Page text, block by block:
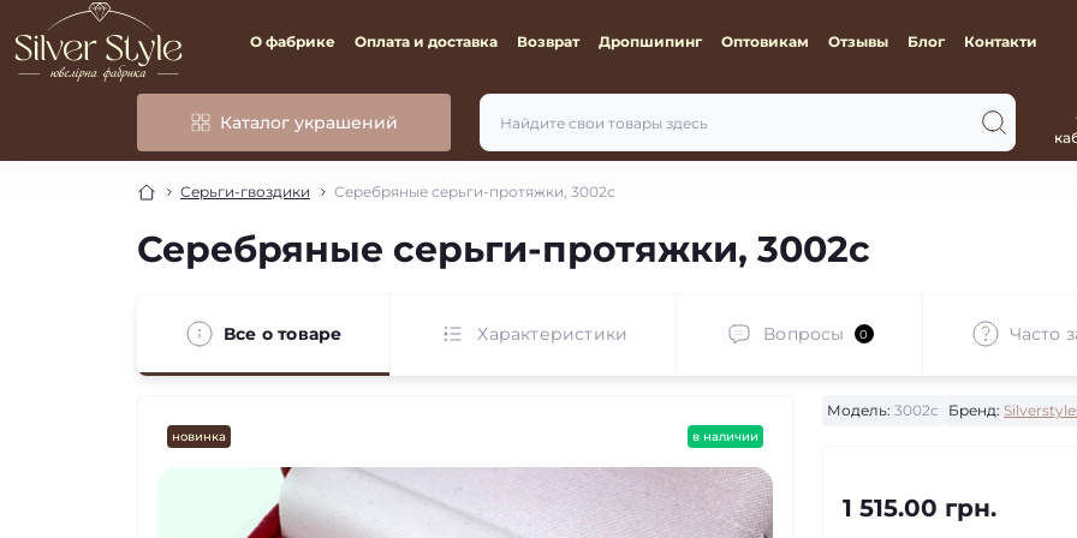
О фабрике Оплата и доставка Возврат Дропшипинг Оптовикам Отзывы Блог Контакти
Каталог украшений
Серьги-гвоздики Серебряные серьги-протяжки, 3002с
Серебряные серьги-протяжки, 3002с
Все о товаре Характеристики Вопросы 0 Часто
новинка в наличии
Модель: 3002с Бренд:
1 515.00 грн.